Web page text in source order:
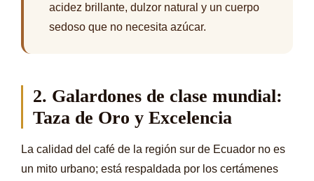
acidez brillante, dulzor natural y un cuerpo
sedoso que no necesita azúcar.
2. Galardones de clase mundial:
Taza de Oro y Excelencia
La calidad del café de la región sur de Ecuador no es
un mito urbano; está respaldada por los certámenes